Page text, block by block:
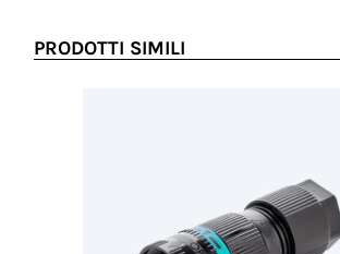
PRODOTTI SIMILI